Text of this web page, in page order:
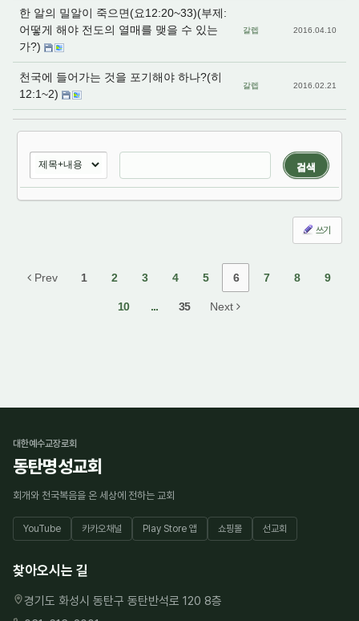
한 알의 밀알이 죽으면(요12:20~33)(부제:
어떻게 해야 전도의 열매를 맺을 수 있는
가?)
갈렙 2016.04.10
천국에 들어가는 것을 포기해야 하나?(히
12:1~2)
갈렙 2016.02.21
검색
쓰기
Prev 1 2 3 4 5 6 7 8 9
10 ... 35 Next
대한예수교장로회
동탄명성교회
회개와 천국복음을 온 세상에 전하는 교회
YouTube 카카오채널 Play Store 앱 쇼핑몰 선교회
찾아오시는 길
경기도 화성시 동탄구 동탄반석로 120 8층